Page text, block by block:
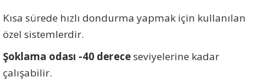
Kısa sürede hızlı dondurma yapmak için kullanılan
özel sistemlerdir.
Şoklama odası -40 dereceseviyelerine kadar
çalışabilir.